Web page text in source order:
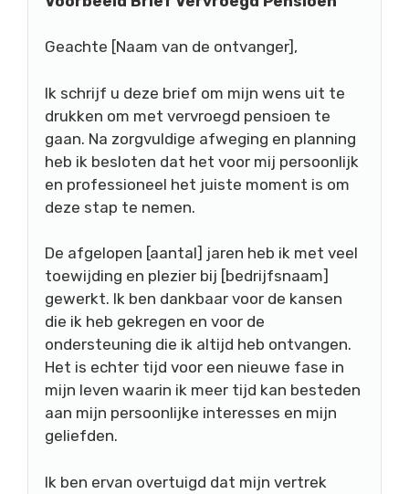
Geachte [Naam van de ontvanger],
Ik schrijf u deze brief om mijn wens uit te
drukken om met vervroegd pensioen te
gaan. Na zorgvuldige afweging en planning
heb ik besloten dat het voor mij persoonlijk
en professioneel het juiste moment is om
deze stap te nemen.
De afgelopen [aantal] jaren heb ik met veel
toewijding en plezier bij [bedrijfsnaam]
gewerkt. Ik ben dankbaar voor de kansen
die ik heb gekregen en voor de
ondersteuning die ik altijd heb ontvangen.
Het is echter tijd voor een nieuwe fase in
mijn leven waarin ik meer tijd kan besteden
aan mijn persoonlijke interesses en mijn
geliefden.
Ik ben ervan overtuigd dat mijn vertrek